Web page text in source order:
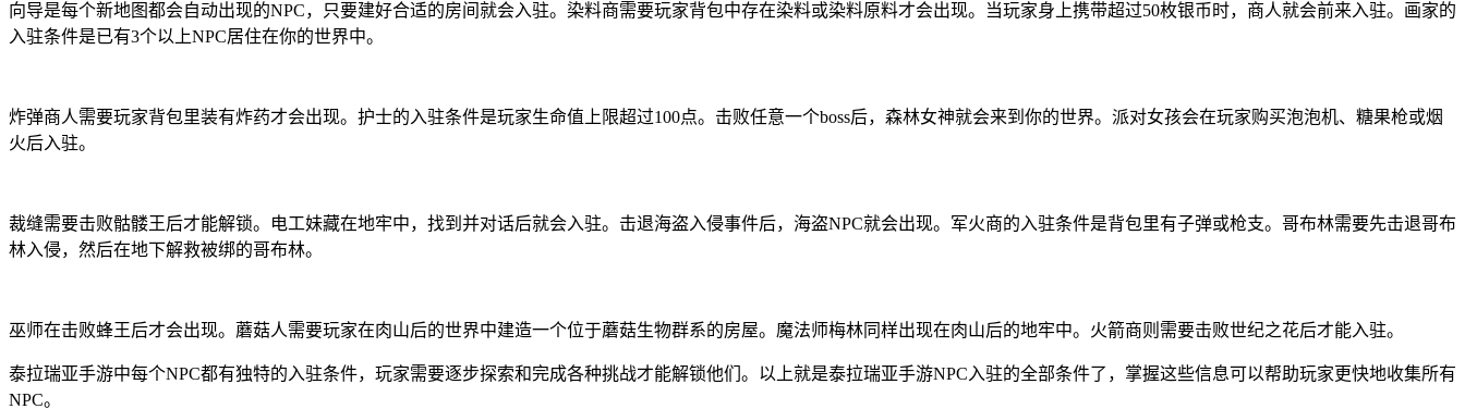
向导是每个新地图都会自动出现的NPC，只要建好合适的房间就会入驻。染料商需要玩家背包中存在染料或染料原料才会出现。当玩家身上携带超过50枚银币时，商人就会前来入驻。画家的
入驻条件是已有3个以上NPC居住在你的世界中。
炸弹商人需要玩家背包里装有炸药才会出现。护士的入驻条件是玩家生命值上限超过100点。击败任意一个boss后，森林女神就会来到你的世界。派对女孩会在玩家购买泡泡机、糖果枪或烟
火后入驻。
裁缝需要击败骷髅王后才能解锁。电工妹藏在地牢中，找到并对话后就会入驻。击退海盗入侵事件后，海盗NPC就会出现。军火商的入驻条件是背包里有子弹或枪支。哥布林需要先击退哥布
林入侵，然后在地下解救被绑的哥布林。
巫师在击败蜂王后才会出现。蘑菇人需要玩家在肉山后的世界中建造一个位于蘑菇生物群系的房屋。魔法师梅林同样出现在肉山后的地牢中。火箭商则需要击败世纪之花后才能入驻。
泰拉瑞亚手游中每个NPC都有独特的入驻条件，玩家需要逐步探索和完成各种挑战才能解锁他们。以上就是泰拉瑞亚手游NPC入驻的全部条件了，掌握这些信息可以帮助玩家更快地收集所有
NPC。